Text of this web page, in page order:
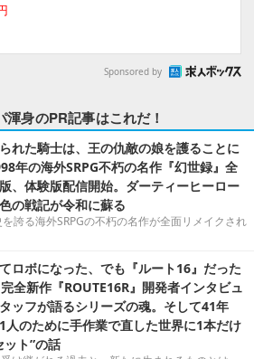
Sponsored by
渾身のPR記事はこれだ！
れた騎士は、王の仇敵の娘を護ることに
年の海外SRPG不朽の名作『幻世録』全
、体験版配信開始。ダーティーヒーロー
の戦記が令和に蘇る
誇る海外SRPGの不朽の名作が全面リメイクされ
ロボになった、でも『ルート16』だった
全新作『ROUTE16R』開発者インタビュ
ッフが語るシリーズの魂。そして41年
人のために手作業で直した世界に1本だけ
ット”の話